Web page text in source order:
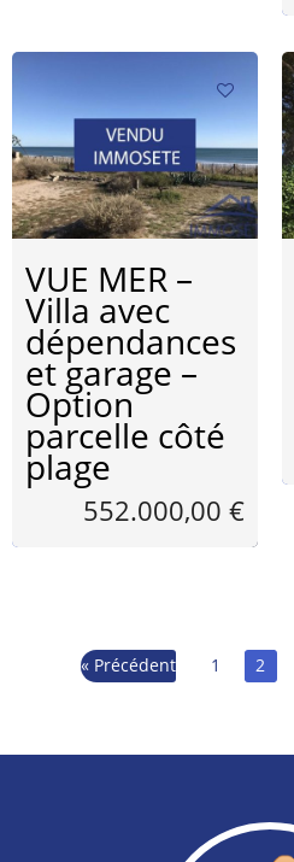
VUE MER –
Villa avec
dépendances
et garage –
Option
parcelle côté
plage
552.000,00 €
« Précédent 1 2